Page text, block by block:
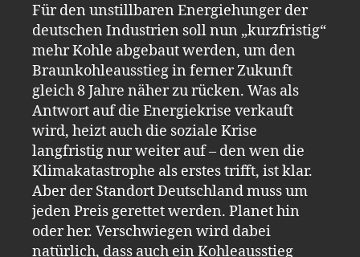
Für den unstillbaren Energiehunger der
deutschen Industrien soll nun „kurzfristig“
mehr Kohle abgebaut werden, um den
Braunkohleausstieg in ferner Zukunft
gleich 8 Jahre näher zu rücken. Was als
Antwort auf die Energiekrise verkauft
wird, heizt auch die soziale Krise
langfristig nur weiter auf – den wen die
Klimakatastrophe als erstes trifft, ist klar.
Aber der Standort Deutschland muss um
jeden Preis gerettet werden. Planet hin
oder her. Verschwiegen wird dabei
natürlich, dass auch ein Kohleausstieg